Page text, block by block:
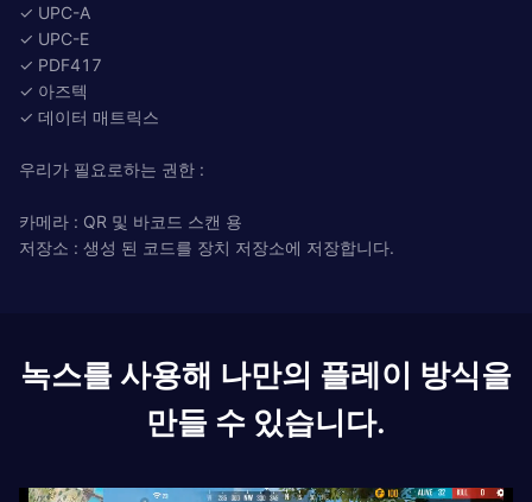
✓ UPC-A
✓ UPC-E
✓ PDF417
✓ 아즈텍
✓ 데이터 매트릭스
우리가 필요로하는 권한 :
카메라 : QR 및 바코드 스캔 용
저장소 : 생성 된 코드를 장치 저장소에 저장합니다.
녹스를 사용해 나만의 플레이 방식을
만들 수 있습니다.